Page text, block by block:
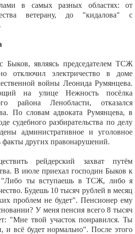
в самых разных областях: от
ветерану, до "кидалова" с
Быков, являясь председателем ТСЖ
отключил электричество в доме
войны Леонида Румянцева.
на улице Нежность посёлка
района Ленобласти, отказался
По словам адвоката Румянцева, в
судебного разбирательства по делу
административное и уголовное
факты других правонарушений.
рейдерский захват путём
В июле приехал господин Быков к
"Либо ты вступаешь в ТСЖ, либо я
Будешь 10 тысяч рублей в месяц
проблем не будет". Пенсионер ему
У меня пенсия всего 8 тысяч
"Мне твой участок понравился. Ты
и всё будет нормально". После этого